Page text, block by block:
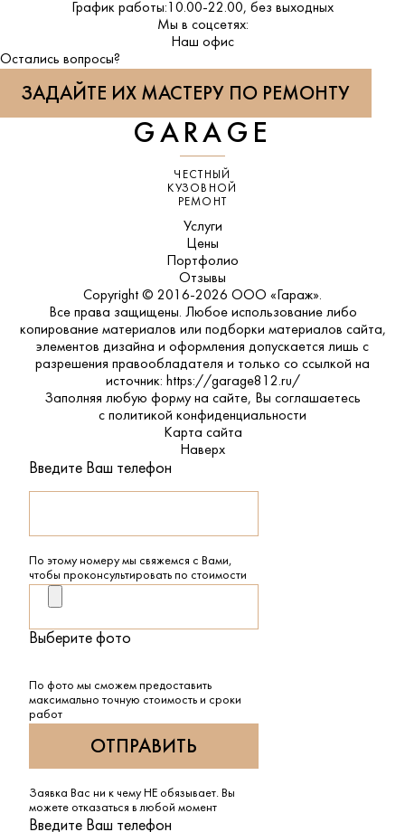
График работы: 10.00-22.00, без выходных
Мы в соцсетях:
ВКонтакте
Наш офис
Остались вопросы?
ЗАДАЙТЕ ИХ МАСТЕРУ ПО РЕМОНТУ
GARAGE
ЧЕСТНЫЙ
КУЗОВНОЙ
РЕМОНТ
Услуги
Цены
Портфолио
Отзывы
Copyright © 2016-2026 ООО «Гараж».
Все права защищены. Любое использование либо
копирование материалов или подборки материалов сайта,
элементов дизайна и оформления допускается лишь с
разрешения правообладателя и только со ссылкой на
источник: https://garage812.ru/
Заполняя любую форму на сайте, Вы соглашаетесь
с политикой конфиденциальности
Карта сайта
Наверх
Введите Ваш телефон
По этому номеру мы свяжемся с Вами,
чтобы проконсультировать по стоимости
Выберите фото
По фото мы сможем предоставить
максимально точную стоимость и сроки
работ
Заявка Вас ни к чему НЕ обязывает. Вы
можете отказаться в любой момент
Введите Ваш телефон